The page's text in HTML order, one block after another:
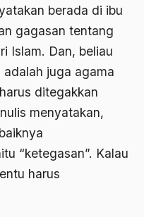
berada di ibu
gagasan tentang
Islam. Dan, beliau
juga agama
ditegakkan
menyatakan,
“ketegasan”. Kalau
harus